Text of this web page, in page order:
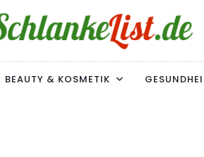
SIE SIND NICHT ALLEIN!
BEAUTY & KOSMETIK